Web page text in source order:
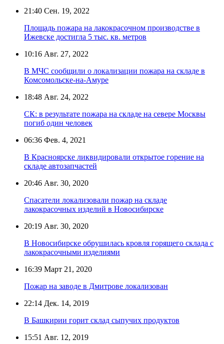
21:40 Сен. 19, 2022
Площадь пожара на лакокрасочном производстве в
Ижевске достигла 5 тыс. кв. метров
10:16 Авг. 27, 2022
В МЧС сообщили о локализации пожара на складе в
Комсомольске-на-Амуре
18:48 Авг. 24, 2022
СК: в результате пожара на складе на севере Москвы
погиб один человек
06:36 Фев. 4, 2021
В Красноярске ликвидировали открытое горение на
складе автозапчастей
20:46 Авг. 30, 2020
Спасатели локализовали пожар на складе
лакокрасочных изделий в Новосибирске
20:19 Авг. 30, 2020
В Новосибирске обрушилась кровля горящего склада с
лакокрасочными изделиями
16:39 Март 21, 2020
Пожар на заводе в Дмитрове локализован
22:14 Дек. 14, 2019
В Башкирии горит склад сыпучих продуктов
15:51 Авг. 12, 2019